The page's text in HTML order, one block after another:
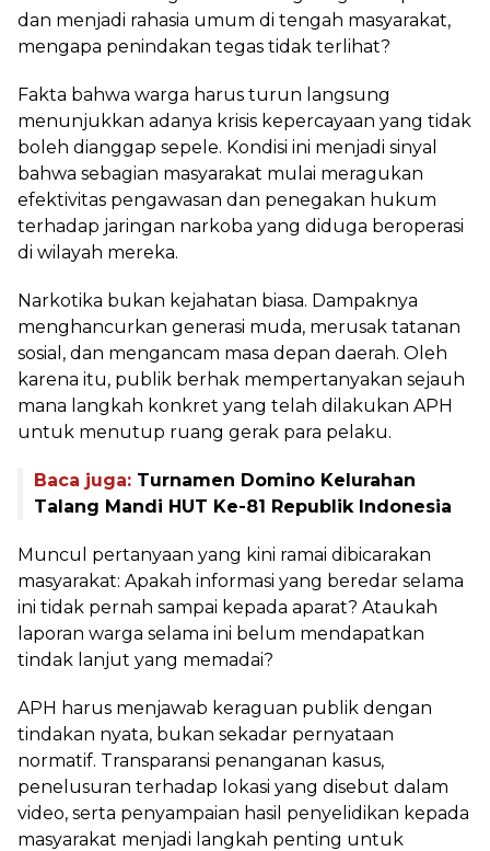
dan menjadi rahasia umum di tengah masyarakat,
mengapa penindakan tegas tidak terlihat?
Fakta bahwa warga harus turun langsung
menunjukkan adanya krisis kepercayaan yang tidak
boleh dianggap sepele. Kondisi ini menjadi sinyal
bahwa sebagian masyarakat mulai meragukan
efektivitas pengawasan dan penegakan hukum
terhadap jaringan narkoba yang diduga beroperasi
di wilayah mereka.
Narkotika bukan kejahatan biasa. Dampaknya
menghancurkan generasi muda, merusak tatanan
sosial, dan mengancam masa depan daerah. Oleh
karena itu, publik berhak mempertanyakan sejauh
mana langkah konkret yang telah dilakukan APH
untuk menutup ruang gerak para pelaku.
Baca juga: Turnamen Domino Kelurahan
Talang Mandi HUT Ke-81 Republik Indonesia
Muncul pertanyaan yang kini ramai dibicarakan
masyarakat: Apakah informasi yang beredar selama
ini tidak pernah sampai kepada aparat? Ataukah
laporan warga selama ini belum mendapatkan
tindak lanjut yang memadai?
APH harus menjawab keraguan publik dengan
tindakan nyata, bukan sekadar pernyataan
normatif. Transparansi penanganan kasus,
penelusuran terhadap lokasi yang disebut dalam
video, serta penyampaian hasil penyelidikan kepada
masyarakat menjadi langkah penting untuk